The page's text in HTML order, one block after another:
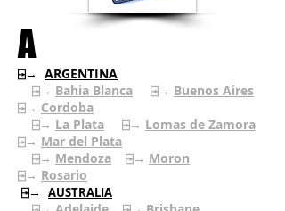
A
⍈→ ARGENTINA
⍈→ Bahia Blanca ⍈→ Buenos Aires
⍈→ Cordoba
⍈→ La Plata ⍈→ Lomas de Zamora
⍈→ Mar del Plata
⍈→ Mendoza ⍈→ Moron
⍈→ Rosario
⍈→ AUSTRALIA